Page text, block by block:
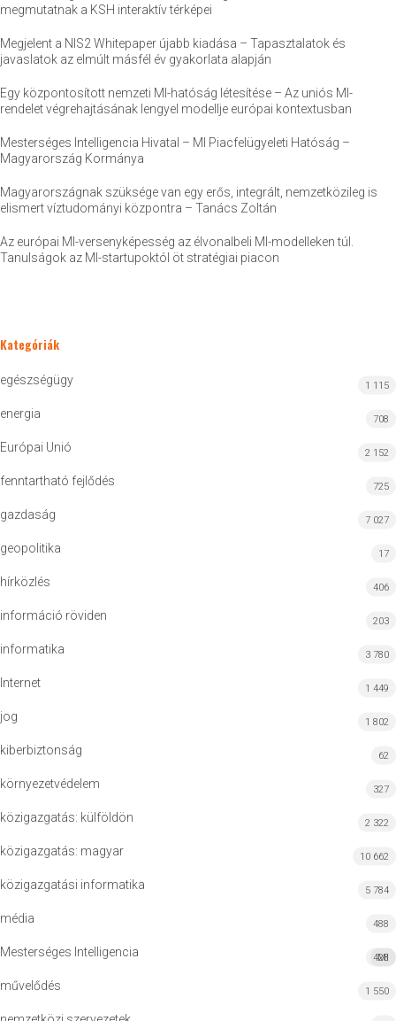
megmutatnak a KSH interaktív térképei
Megjelent a NIS2 Whitepaper újabb kiadása – Tapasztalatok és
javaslatok az elmúlt másfél év gyakorlata alapján
Egy központosított nemzeti MI-hatóság létesítése – Az uniós MI-
rendelet végrehajtásának lengyel modellje európai kontextusban
Mesterséges Intelligencia Hivatal – MI Piacfelügyeleti Hatóság –
Magyarország Kormánya
Magyarországnak szüksége van egy erős, integrált, nemzetközileg is
elismert víztudományi központra – Tanács Zoltán
Az európai MI-versenyképesség az élvonalbeli MI-modelleken túl.
Tanulságok az MI-startupoktól öt stratégiai piacon
Kategóriák
egészségügy 1 115
energia 708
Európai Unió 2 152
fenntartható fejlődés 725
gazdaság 7 027
geopolitika 17
hírközlés 406
információ röviden 203
informatika 3 780
Internet 1 449
jog 1 802
kiberbiztonság 62
környezetvédelem 327
közigazgatás: külföldön 2 322
közigazgatás: magyar 10 662
közigazgatási informatika 5 784
média 488
Mesterséges Intelligencia MI
428
művelődés 1 550